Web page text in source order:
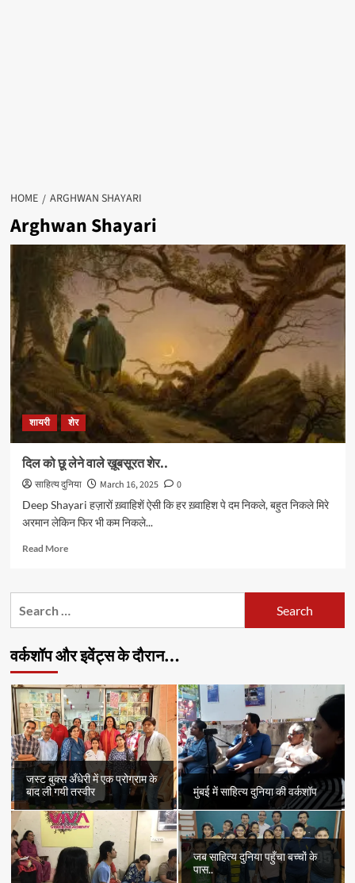
HOME ARGHWAN SHAYARI
Arghwan Shayari
शायरी शेर
दिल को छू लेने वाले ख़ूबसूरत शेर..
साहित्य दुनिया March 16, 2025
0
Deep Shayari हज़ारों ख़्वाहिशें ऐसी कि हर ख़्वाहिश पे दम निकले, बहुत निकले मिरे
अरमान लेकिन फिर भी कम निकले...
Read MoreRead
दिल
वाले
ख़ूबसूरत
शेर..
वर्कशॉप और इवेंट्स के दौरान…
जस्ट बुक्स अँधेरी में एक प्रोग्राम के
बाद ली गयी तस्वीर
मुंबई में साहित्य दुनिया की वर्कशॉप
जब साहित्य दुनिया पहुँचा बच्चों के
पास..